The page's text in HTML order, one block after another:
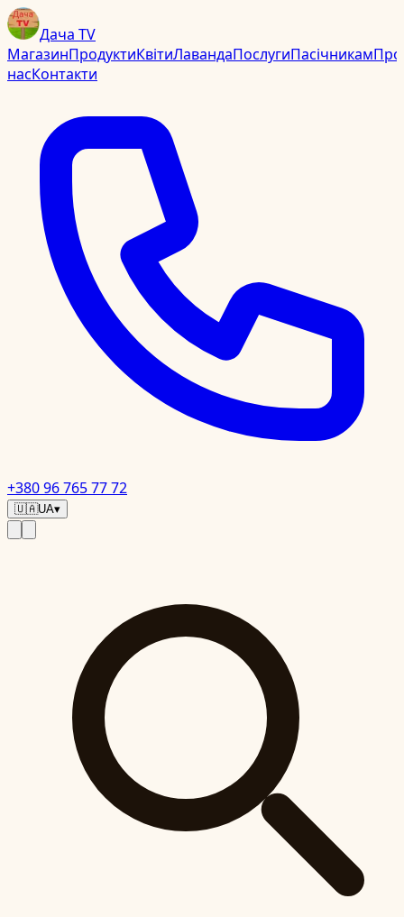
Дача TV
МагазинПродуктиКвітиЛавандаПослугиПасічникамПро
насКонтакти
+380 96 765 77 72
🇺🇦UA▾